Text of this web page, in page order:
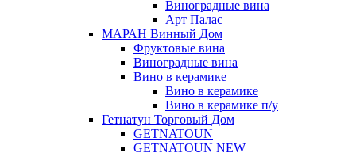
Виноградные вина
Арт Палас
МАРАН Винный Дом
Фруктовые вина
Виноградные вина
Вино в керамике
Вино в керамике
Вино в керамике п/у
Гетнатун Торговый Дом
GETNATOUN
GETNATOUN NEW